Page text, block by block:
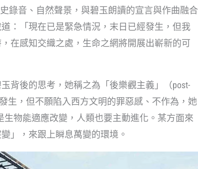
錄音、自然聲景，與碧玉朗讀的宣言與作曲融合
：「現在已是緊急情況，末日已經發生，但我
在感知交織之處，生命之網將開展出嶄新的可
背後的思考，她稱之為「後樂觀主義」（post-
生，但不願陷入西方文明的罪惡感、不作為，她
物能適應改變，人類也要主動進化。某方面來
」，來跟上瞬息萬變的環境。